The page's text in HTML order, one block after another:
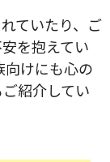
ていたり、ご
を抱えてい
向けにも心の
紹介してい